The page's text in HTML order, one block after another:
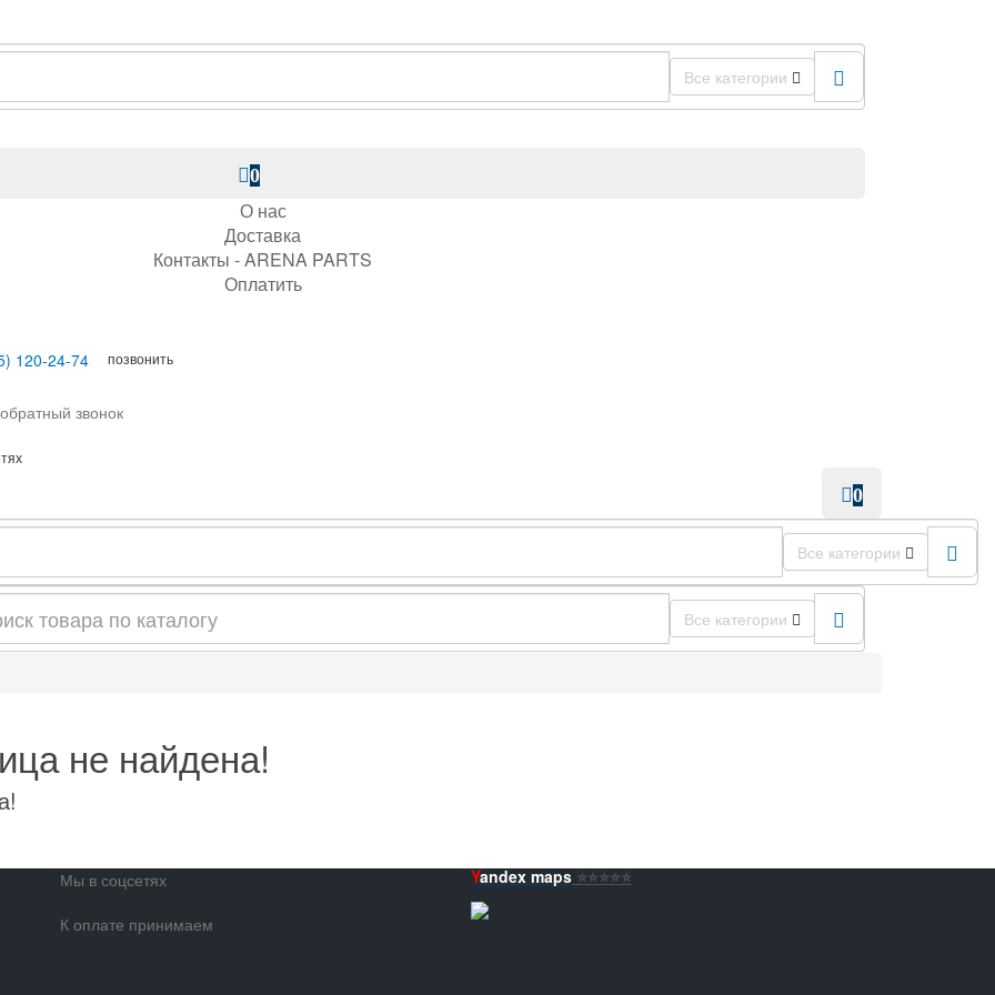
Все категории
0
О нас
Доставка
Контакты - ARENA PARTS
Оплатить
120-24-74 позвонить
звонок
0
Все категории
Все категории
не найдена!
Мы в соцсетях
К оплате принимаем
Yandex maps ⭐️⭐️⭐️⭐️⭐️